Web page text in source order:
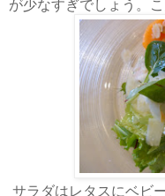
が少なすぎでしょう。
サラダはレタスにベビ